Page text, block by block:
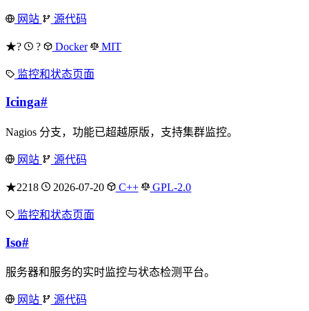
网站 源代码
★? ? Docker MIT
监控和状态页面
Icinga#
Nagios 分支，功能已超越原版，支持集群监控。
网站 源代码
★2218 2026-07-20 C++ GPL-2.0
监控和状态页面
Iso#
服务器和服务的实时监控与状态检测平台。
网站 源代码